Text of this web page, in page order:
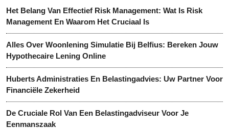
Het Belang Van Effectief Risk Management: Wat Is Risk
Management En Waarom Het Cruciaal Is
Alles Over Woonlening Simulatie Bij Belfius: Bereken Jouw
Hypothecaire Lening Online
Huberts Administraties En Belastingadvies: Uw Partner Voor
Financiële Zekerheid
De Cruciale Rol Van Een Belastingadviseur Voor Je
Eenmanszaak